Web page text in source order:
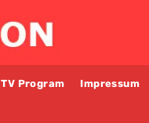
TV Program Impressum